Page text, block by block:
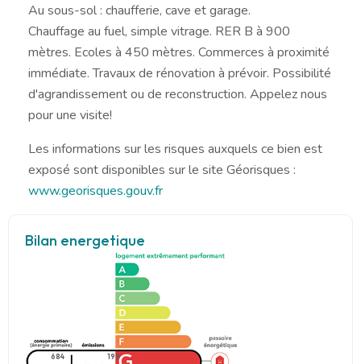
Au sous-sol : chaufferie, cave et garage.
Chauffage au fuel, simple vitrage. RER B à 900
mètres. Ecoles à 450 mètres. Commerces à proximité
immédiate. Travaux de rénovation à prévoir. Possibilité
d'agrandissement ou de reconstruction. Appelez nous
pour une visite!
Les informations sur les risques auxquels ce bien est
exposé sont disponibles sur le site Géorisques :
www.georisques.gouv.fr
Bilan energetique
684 199